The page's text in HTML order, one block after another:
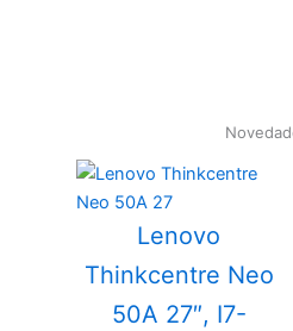
Lenovo
Thinkcentre Neo
50A 27″, I7-